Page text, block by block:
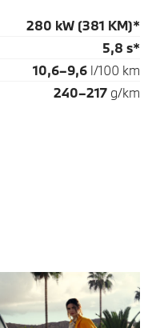
280 kW (381 KM)*
5,8 s*
10,6–9,6 l/100 km
240–217 g/km